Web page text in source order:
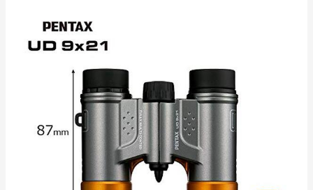
multicouches, y
compris les lentilles et
les prismes.